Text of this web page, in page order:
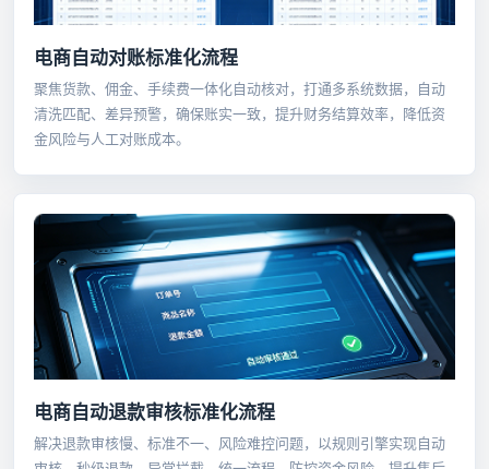
电商自动对账标准化流程
聚焦货款、佣金、手续费一体化自动核对，打通多系统数据，自动
清洗匹配、差异预警，确保账实一致，提升财务结算效率，降低资
金风险与人工对账成本。
电商自动退款审核标准化流程
解决退款审核慢、标准不一、风险难控问题，以规则引擎实现自动